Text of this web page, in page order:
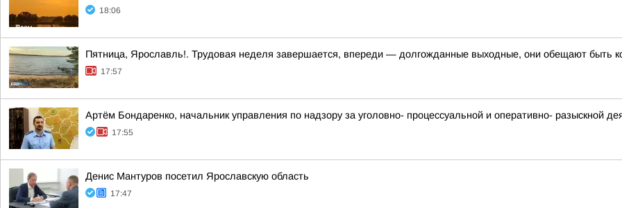
18:06
Пятница, Ярославль!. Трудовая неделя завершается, впереди — долгожданные выходные, они обещают быть
17:57
Артём Бондаренко, начальник управления по надзору за уголовно- процессуальной и оперативно- разыскной
17:55
Денис Мантуров посетил Ярославскую область
17:47